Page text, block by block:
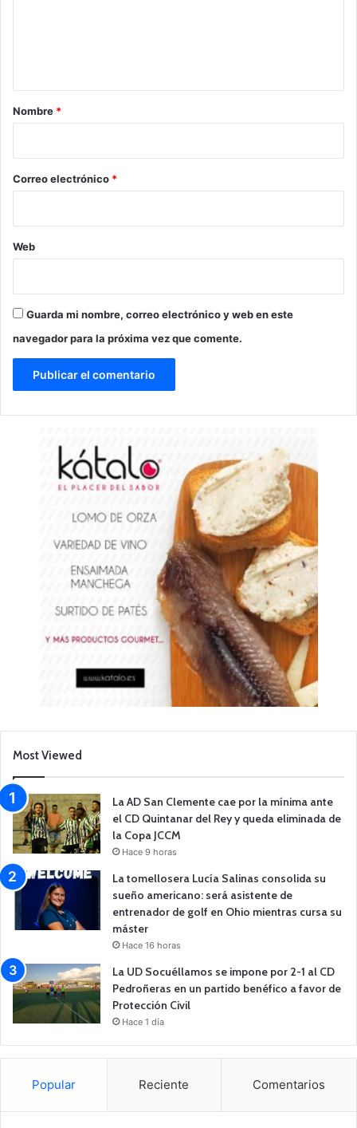
r
*
Nombre *
Correo electrónico *
Web
Guarda mi nombre, correo electrónico y web en este
navegador para la próxima vez que comente.
Most Viewed
La AD San Clemente cae por la mínima ante
el CD Quintanar del Rey y queda eliminada de
la Copa JCCM
Hace 9 horas
La tomellosera Lucía Salinas consolida su
sueño americano: será asistente de
entrenador de golf en Ohio mientras cursa su
máster
Hace 16 horas
La UD Socuéllamos se impone por 2-1 al CD
Pedroñeras en un partido benéfico a favor de
Protección Civil
Hace 1 día
Popular Reciente Comentarios